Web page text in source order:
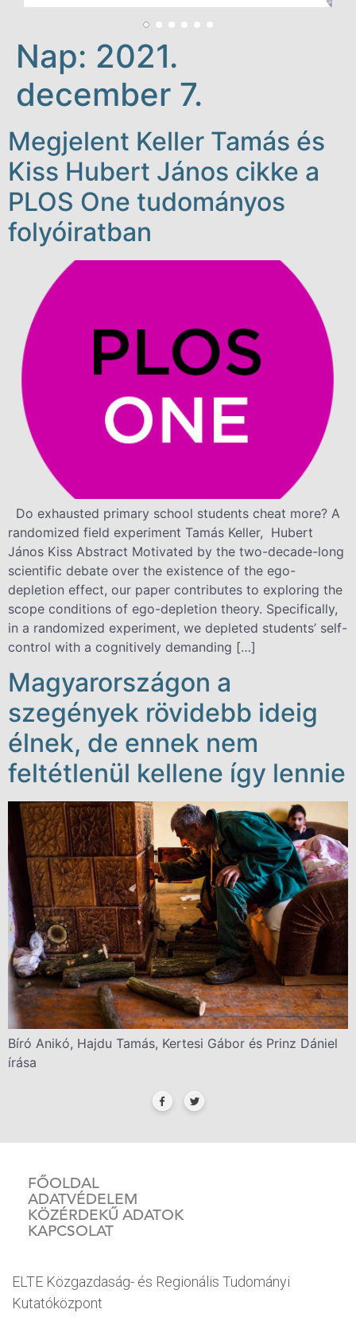
Nap: 2021.
december 7.
Megjelent Keller Tamás és
Kiss Hubert János cikke a
PLOS One tudományos
folyóiratban
Do exhausted primary school students cheat more? A
randomized field experiment Tamás Keller, Hubert
János Kiss Abstract Motivated by the two-decade-long
scientific debate over the existence of the ego-
depletion effect, our paper contributes to exploring the
scope conditions of ego-depletion theory. Specifically,
in a randomized experiment, we depleted students’ self-
control with a cognitively demanding […]
Magyarországon a
szegények rövidebb ideig
élnek, de ennek nem
feltétlenül kellene így lennie
Bíró Anikó, Hajdu Tamás, Kertesi Gábor és Prinz Dániel
írása
FŐOLDAL
ADATVÉDELEM
KÖZÉRDEKŰ ADATOK
KAPCSOLAT
ELTE Közgazdaság- és Regionális Tudományi
Kutatóközpont